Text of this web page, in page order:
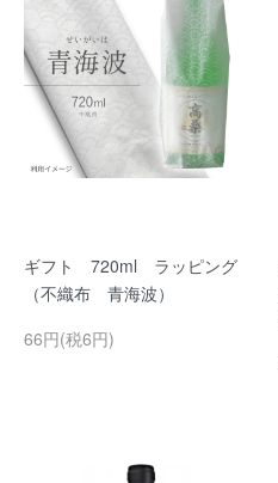
ギフト 720ml ラッピング
（不織布 青海波）
66円(税6円)